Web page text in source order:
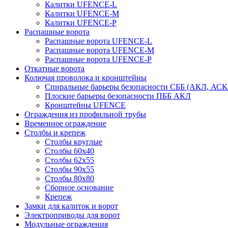
Калитки UFENCE-L
Калитки UFENCE-M
Калитки UFENCE-P
Распашные ворота
Распашные ворота UFENCE-L
Распашные ворота UFENCE-M
Распашные ворота UFENCE-P
Откатные ворота
Колючая проволока и кронштейны
Спиральные барьеры безопасности СББ (АКЛ,
Плоские барьеры безопасности ПББ АКЛ
Кронштейны UFENCE
Ограждения из профильной трубы
Временное ограждение
Столбы и крепеж
Столбы круглые
Столбы 60х40
Столбы 62х55
Столбы 90х55
Столбы 80х80
Сборное основание
Крепеж
Замки для калиток и ворот
Электроприводы для ворот
Модульные ограждения